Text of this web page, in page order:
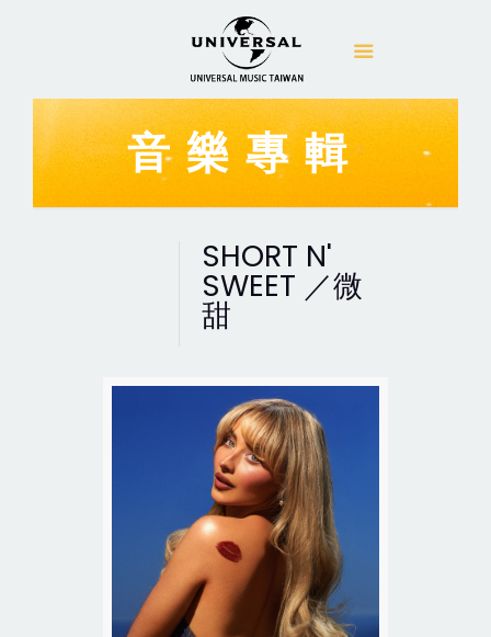
音樂專輯
SHORT N'
SWEET ／微
甜